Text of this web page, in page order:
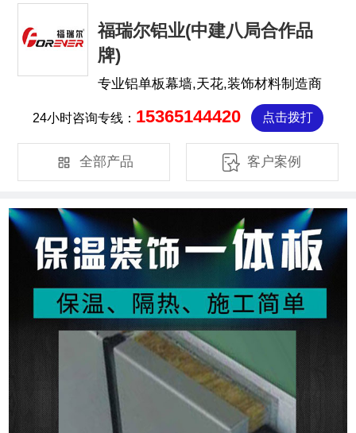
福瑞尔铝业(中建八局合作品
牌)
专业铝单板幕墙,天花,装饰材料制造商
24小时咨询专线： 15365144420 点击拨打
 全部产品  客户案例